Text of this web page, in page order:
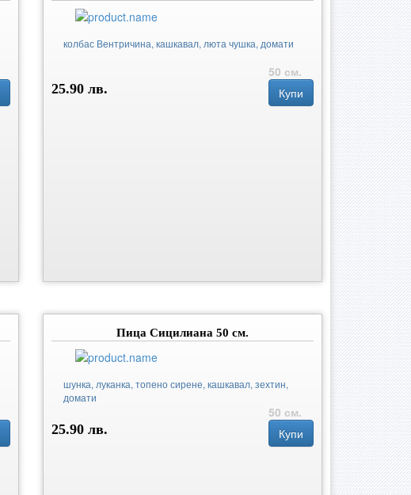
колбас Вентричина, кашкавал, люта чушка, домати
50 см.
25.90 лв.
Купи
Пица Сицилиана 50 см.
шунка, луканка, топено сирене, кашкавал, зехтин,
домати
50 см.
25.90 лв.
Купи